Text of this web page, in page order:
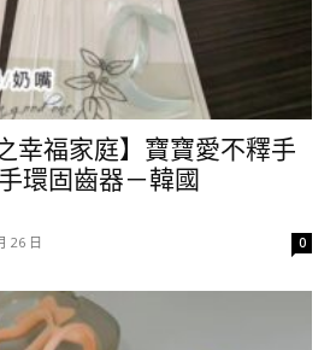
幸福家庭】寶寶愛不釋手
環固齒器－韓國
26 日 0